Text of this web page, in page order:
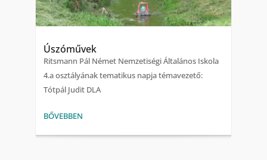
Úszóművek
Ritsmann Pál Német Nemzetiségi Általános Iskola
4.a osztályának tematikus napja témavezető:
Tótpál Judit DLA
BŐVEBBEN